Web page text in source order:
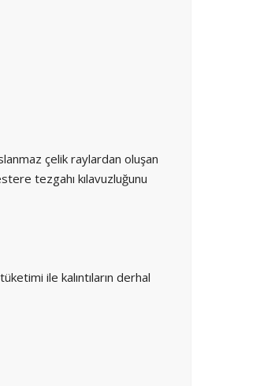
çelik raylardan oluşan
tezgahı kılavuzluğunu
ile kalıntıların derhal